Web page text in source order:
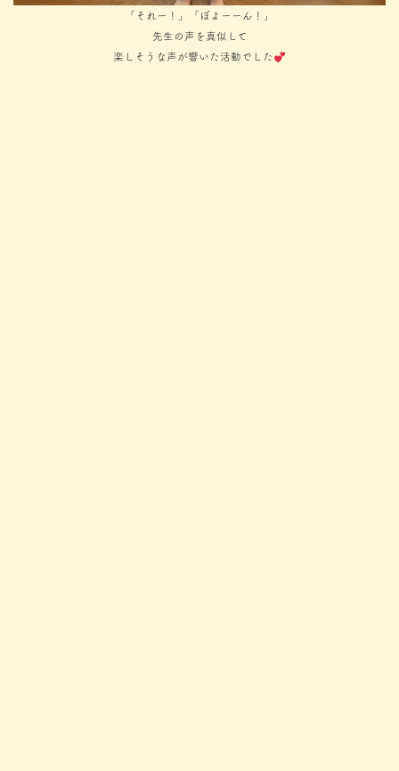
「それー！」「ぼよーーん！」
先生の声を真似して
楽しそうな声が響いた活動でした